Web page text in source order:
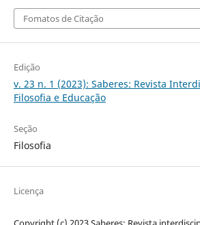
Fomatos de Citação
Edição
v. 23 n. 1 (2023): Saberes: Revista
Filosofia e Educação
Seção
Filosofia
Licença